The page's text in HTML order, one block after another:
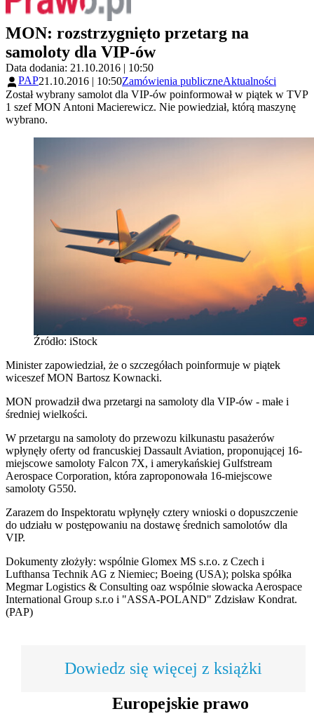
MON: rozstrzygnięto przetarg na
samoloty dla VIP-ów
Data dodania: 21.10.2016 | 10:50
PAP21.10.2016 | 10:50Zamówienia publiczneAktualności
Został wybrany samolot dla VIP-ów poinformował w piątek w TVP
1 szef MON Antoni Macierewicz. Nie powiedział, którą maszynę
wybrano.
Źródło: iStock
Minister zapowiedział, że o szczegółach poinformuje w piątek
wiceszef MON Bartosz Kownacki.
MON prowadził dwa przetargi na samoloty dla VIP-ów - małe i
średniej wielkości.
W przetargu na samoloty do przewozu kilkunastu pasażerów
wpłynęły oferty od francuskiej Dassault Aviation, proponującej 16-
miejscowe samoloty Falcon 7X, i amerykańskiej Gulfstream
Aerospace Corporation, która zaproponowała 16-miejscowe
samoloty G550.
Zarazem do Inspektoratu wpłynęły cztery wnioski o dopuszczenie
do udziału w postępowaniu na dostawę średnich samolotów dla
VIP.
Dokumenty złożyły: wspólnie Glomex MS s.r.o. z Czech i
Lufthansa Technik AG z Niemiec; Boeing (USA); polska spółka
Megmar Logistics & Consulting oaz wspólnie słowacka Aerospace
International Group s.r.o i "ASSA-POLAND" Zdzisław Kondrat.
(PAP)
Dowiedz się więcej z książki
Europejskie prawo